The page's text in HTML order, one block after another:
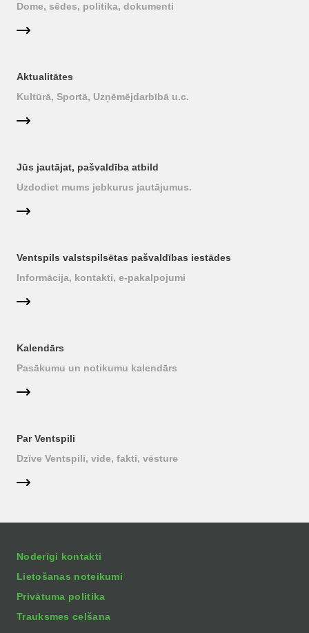
Dome, sēdes, politika, dokumenti
Aktualitātes
Kultūrā, Sportā, Uzņēmējdarbībā u.c.
Jūs jautājat, pašvaldība atbild
Uzdodiet mums jebkurus jautājumus.
Ventspils valstspilsētas pašvaldības iestādes
Informācija, kontakti, e-pakalpojumi
Kalendārs
Pasākumu un notikumu kalendārs
Par Ventspili
Dzīve Ventspilī, vide, fakti, vēsture
Noderīgi kontakti
Lietošanas noteikumi
Privātuma politika
Trauksmes celšana